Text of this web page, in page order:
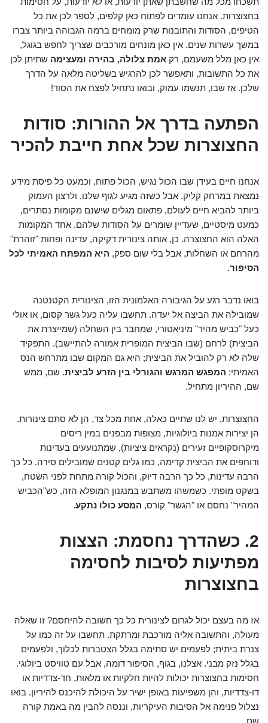
בחצוצרות. אנחנו עומדים לפתוח כאן קלפים, לספר לכן את כל
הטיפים, הסודות והתובנות שרק מומחים ברמה הגבוהה ביותר צברו
במשך עשרות שנים. אין כאן מונחים מורכבים שצריך לחפש בגוגל,
אין כאן מלל משעמם, רק אמת צלולה, בהירה ומעצימה שתיתן לכן
את כל התשובות, ותאפשר לכן להרגיש בשליטה מלאה על הדרך
שלכן. אז שבו, תנשמו עמוק, ובואו נתחיל לפצח את הסוד!
הפתעה בדרך אל ההורות: סודות
החצוצרות שכל אחת חייבת להכיר
אנחנו חיים בעידן שבו הכול נגיש, הכול פתוח, וכמעט כל פיסת מידע
נמצאת במרחק קליק. אבל כשזה מגיע לגוף שלנו, ולרצון העמוק
ביותר להביא חיים לעולם, פתאום מגלים שישנם מקומות נסתרים,
כמעט מיסטיים, שעדיין שומרים על הסודות שלהם. אחד המקומות
האלה הוא החצוצרה. כן, אותה צינורית דקיקה, עדינה ופחות "זוהרת"
מהרחם או השחלות, אבל בלי שום ספק, היא המפתח האמיתי לכל
הסיפור.
בואו נדבר רגע על הגיבורה האלמונית הזו, הצינורית הקטנטנה
שמובילה את הביצה אל יעדה. תחשבו עליה כעל גשר קסום, או אולי
כעל "כביש מהיר" מיניאטורי, שמחבר בין השחלה (שמייצרת את
הביצית) לרחם (שבו הביצית המופרית אמורה להתיישב). התפקיד
שלה לא רק להוביל את הביצית; היא גם המקום שבו מתרחש הנס
האמיתי: המפגש המרגש והגורלי בין הזרע לביצית. שם, ממש
שם, ההיריון מתחיל.
החצוצרות, יש לנו שתיים כאלה, אחת מכל צד, הן לא סתם צינורות.
הן יצירות אמנות ביולוגיות, מצופות מבפנים במין ריסים
מיקרוסקופיים זעירים (נקראים ציציות), שמתנועעים בעדינות
ודוחפים את הביצית קדימה, כמו גלים קטנים שמובילים סירה. כל כך
הרבה עדינות, כל כך הרבה דיוק, והכול קורה מתחת לפני השטח,
בשקט מופתי. כשמשהו משתבש במנגנון המופלא הזה, כש"הכביש
המהיר" נחסם או "הגשר" קורס, המסע כולו נתקע.
2. כשהדרך נחסמת: הצצות
מפתיעות לסיבות לחסימה
בחצוצרות
אז מה בעצם יכול לגרום לצינורית כל כך חשובה להיחסם? זו שאלה
מעולה, והתשובה אליה מורכבת ומרתקת. תחשבו על זה כמו על
צנרת ביתית; לפעמים יש סתימה בגלל הצטברות לכלוך, ולפעמים
בגלל נזק מבני. אצלנו, בגוף, הסיפור דומה, אבל עם טוויסט ביולוגי.
חסימות בחצוצרות יכולות להיות חלקיות או מלאות, חד-צדדיות או
דו-צדדיות, והן משפיעות באופן ישיר על היכולת להיכנס להיריון. בואו
נצלול פנימה אל הסיבות העיקריות, וננסה להבין מה באמת קורה
שם.